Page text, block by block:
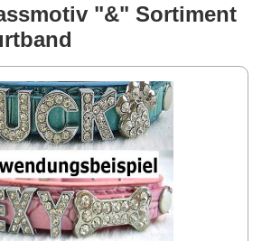
"&" Sortiment